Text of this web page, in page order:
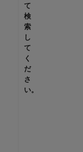
て
検
索
し
て
く
だ
さ
い。